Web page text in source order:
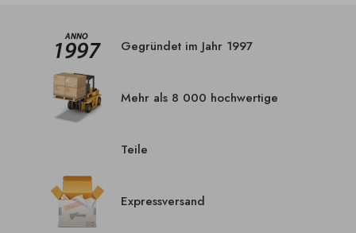
Gegründet im Jahr 1997
Mehr als 8 000 hochwertige
Teile
Expressversand